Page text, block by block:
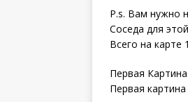
P.s. Вам нужно
Соседа для
Всего на карте
Первая Картина
Первая